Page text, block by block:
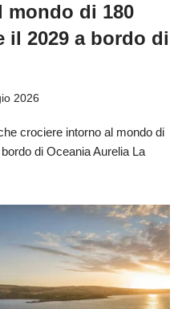
mondo di 180
il 2029 a bordo di
2026
crociere intorno al mondo di
di Oceania Aurelia La